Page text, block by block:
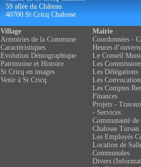
59 allée du Château
40700 St Cricq Chalosse
Village
Armoiries de la Commune
Caractéristiques
Evolution Démographique
Patrimoine et Histoire
St Cricq en images
Venir à St Cricq
Mairie
Coordonnées -
Heures
Le Conseil
Les
Les Délégations
Les
Les Comptes
Finances
Projets -
- Services
Communauté de
Chalosse Tursan
Les Employés
Location de
Communales
Divers